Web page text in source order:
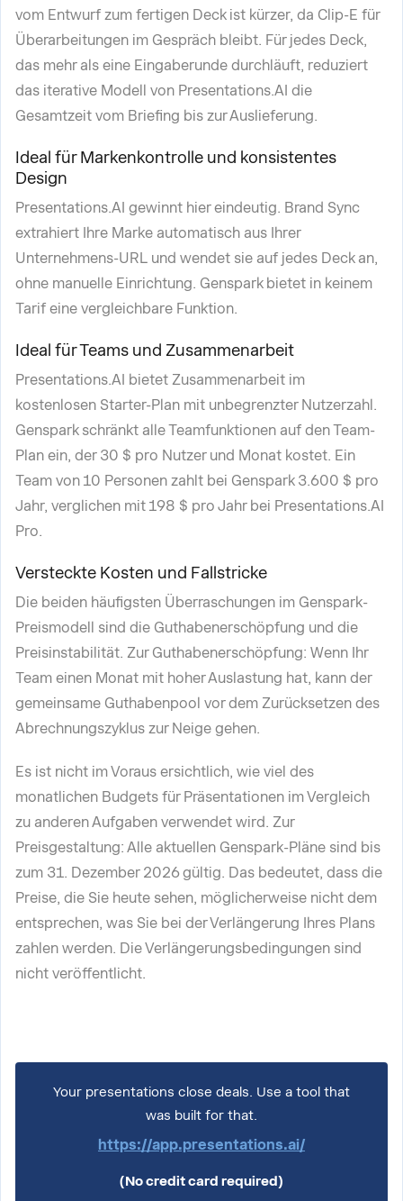
vom Entwurf zum fertigen Deck ist kürzer, da Clip-E für
Überarbeitungen im Gespräch bleibt. Für jedes Deck,
das mehr als eine Eingaberunde durchläuft, reduziert
das iterative Modell von Presentations.AI die
Gesamtzeit vom Briefing bis zur Auslieferung.
Ideal für Markenkontrolle und konsistentes
Design
Presentations.AI gewinnt hier eindeutig. Brand Sync
extrahiert Ihre Marke automatisch aus Ihrer
Unternehmens-URL und wendet sie auf jedes Deck an,
ohne manuelle Einrichtung. Genspark bietet in keinem
Tarif eine vergleichbare Funktion.
Ideal für Teams und Zusammenarbeit
Presentations.AI bietet Zusammenarbeit im
kostenlosen Starter-Plan mit unbegrenzter Nutzerzahl.
Genspark schränkt alle Teamfunktionen auf den Team-
Plan ein, der 30 $ pro Nutzer und Monat kostet. Ein
Team von 10 Personen zahlt bei Genspark 3.600 $ pro
Jahr, verglichen mit 198 $ pro Jahr bei Presentations.AI
Pro.
Versteckte Kosten und Fallstricke
Die beiden häufigsten Überraschungen im Genspark-
Preismodell sind die Guthabenerschöpfung und die
Preisinstabilität. Zur Guthabenerschöpfung: Wenn Ihr
Team einen Monat mit hoher Auslastung hat, kann der
gemeinsame Guthabenpool vor dem Zurücksetzen des
Abrechnungszyklus zur Neige gehen.
Es ist nicht im Voraus ersichtlich, wie viel des
monatlichen Budgets für Präsentationen im Vergleich
zu anderen Aufgaben verwendet wird. Zur
Preisgestaltung: Alle aktuellen Genspark-Pläne sind bis
zum 31. Dezember 2026 gültig. Das bedeutet, dass die
Preise, die Sie heute sehen, möglicherweise nicht dem
entsprechen, was Sie bei der Verlängerung Ihres Plans
zahlen werden. Die Verlängerungsbedingungen sind
nicht veröffentlicht.
Your presentations close deals. Use a tool that
was built for that.
https://app.presentations.ai/
(No credit card required)